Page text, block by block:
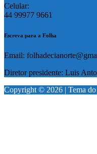
Celular:
44 99977 9661
Escreva para a Folha
Email:
Diretor presidente: Luis
Copyright © 2026 | Tema